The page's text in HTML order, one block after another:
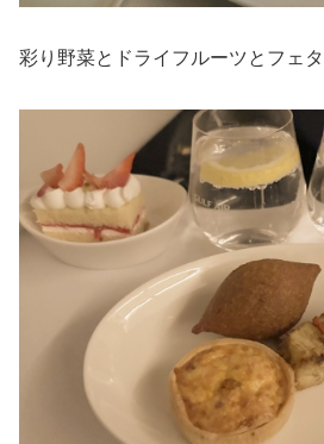
彩り野菜とドライフルーツとフェタ